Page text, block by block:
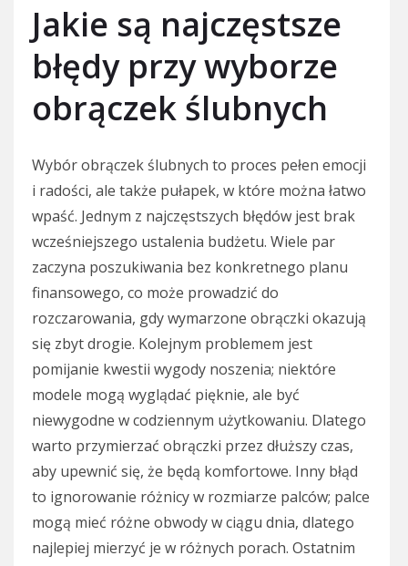
Jakie są najczęstsze
błędy przy wyborze
obrączek ślubnych
Wybór obrączek ślubnych to proces pełen emocji
i radości, ale także pułapek, w które można łatwo
wpaść. Jednym z najczęstszych błędów jest brak
wcześniejszego ustalenia budżetu. Wiele par
zaczyna poszukiwania bez konkretnego planu
finansowego, co może prowadzić do
rozczarowania, gdy wymarzone obrączki okazują
się zbyt drogie. Kolejnym problemem jest
pomijanie kwestii wygody noszenia; niektóre
modele mogą wyglądać pięknie, ale być
niewygodne w codziennym użytkowaniu. Dlatego
warto przymierzać obrączki przez dłuższy czas,
aby upewnić się, że będą komfortowe. Inny błąd
to ignorowanie różnicy w rozmiarze palców; palce
mogą mieć różne obwody w ciągu dnia, dlatego
najlepiej mierzyć je w różnych porach. Ostatnim